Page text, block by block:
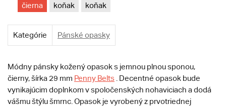
čierna koňak koňak
Kategórie Pánské opasky
Módny pánsky kožený opasok s jemnou plnou sponou,
čierny, šírka 29 mm Penny Belts . Decentné opasok bude
vynikajúcim doplnkom v spoločenských nohaviciach a dodá
vášmu štýlu šmrnc. Opasok je vyrobený z prvotriednej